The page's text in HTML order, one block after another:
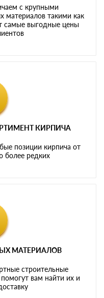
с крупными
материалов такими как
самые выгодные цены
КИРПИЧА
позиции кирпича от
более редких
МАТЕРИАЛОВ
строительные
вам найти их и